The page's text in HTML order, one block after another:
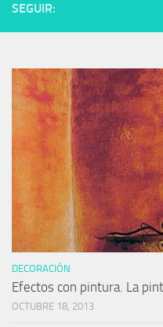
SEGUIR:
DECORACIÓN
Efectos con pintura. La
OCTUBRE 18, 2013